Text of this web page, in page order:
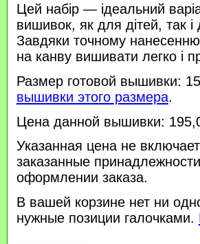
Цей набір — ідеальний
вишивок, як для дітей, так
Завдяки точному
на канву вишивати легко і
Размер готовой вышивки:
вышивки этого размера.
Цена данной вышивки:
Указанная цена не
заказанные
оформлении заказа.
В вашей корзине нет ни
нужные позиции галочками.